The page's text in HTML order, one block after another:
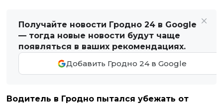
Получайте новости Гродно 24 в Google
— тогда новые новости будут чаще
появляться в ваших рекомендациях.
Добавить Гродно 24 в Google
Водитель в Гродно пытался убежать от